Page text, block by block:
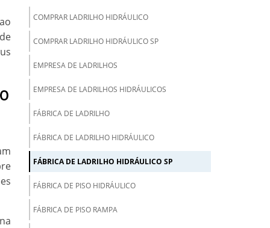
COMPRAR LADRILHO HIDRÁULICO
COMPRAR LADRILHO HIDRÁULICO SP
EMPRESA DE LADRILHOS
EMPRESA DE LADRILHOS HIDRÁULICOS
FÁBRICA DE LADRILHO
FÁBRICA DE LADRILHO HIDRÁULICO
FÁBRICA DE LADRILHO HIDRÁULICO SP
FÁBRICA DE PISO HIDRÁULICO
FÁBRICA DE PISO RAMPA